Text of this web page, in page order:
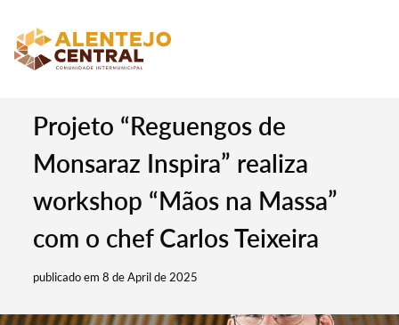
Projeto “Reguengos de
Monsaraz Inspira” realiza
workshop “Mãos na Massa”
com o chef Carlos Teixeira
publicado em 8 de April de 2025